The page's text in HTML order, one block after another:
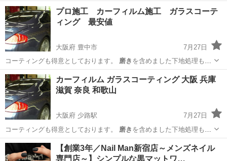
っちり致しまし…
大阪 豊中市 車検
プロ施工 カーフィルム施工 ガラスコーテ
ィング 最安値
大阪府 豊中市
7月27日
コーティングも得意としております。 磨き を含めました下地処理もき
っちり致しまし…
大阪 豊中市 その他
カーフィルム ガラスコーティング 大阪 兵庫
滋賀 奈良 和歌山
大阪府 少路駅
7月27日
コーティングも得意としております。 磨き を含めました下地処理もき
っちり致しまし…
大阪 豊中市 少路駅
【創業3年／Nail Man新宿店～メンズネイル
専門店～】シンプルな黒マットワ…